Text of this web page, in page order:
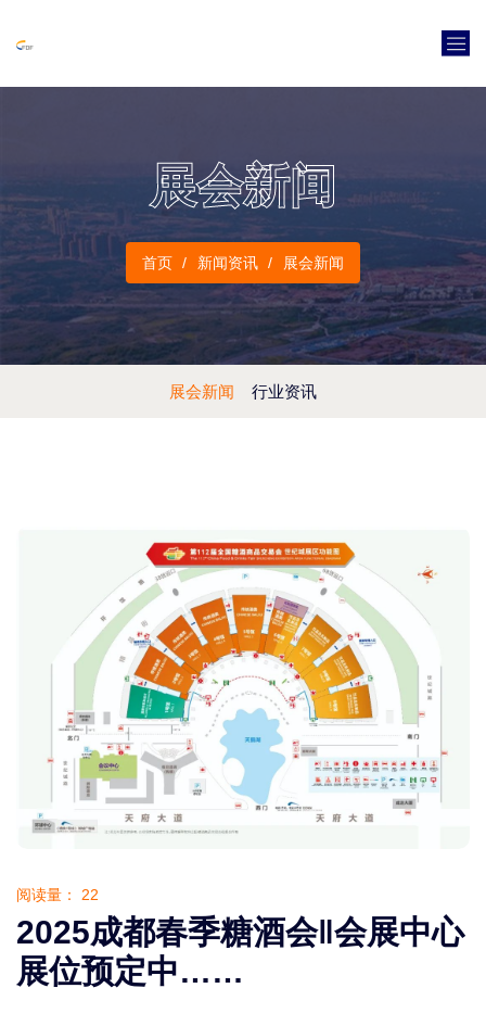
展会新闻
首页 新闻资讯 展会新闻
展会新闻 行业资讯
阅读量： 22
2025成都春季糖酒会‖会展中心
展位预定中……